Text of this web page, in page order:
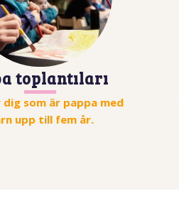
toplantıları
dig som är pappa med
upp till fem år.